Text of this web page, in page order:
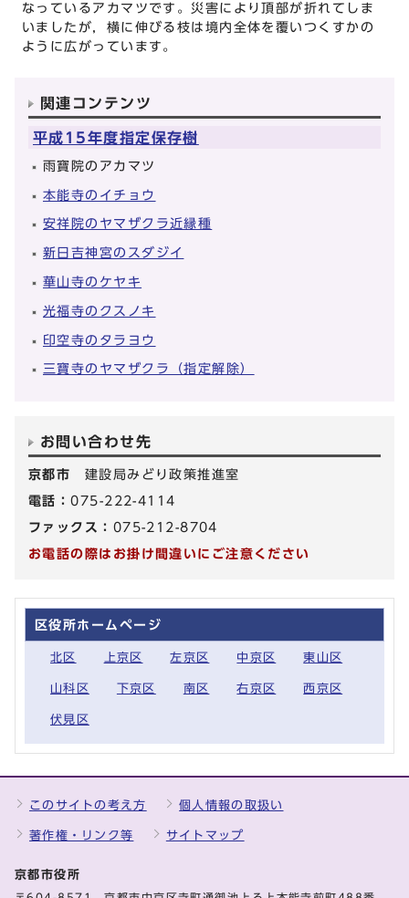
なっているアカマツです。災害により頂部が折れてしま
いましたが，横に伸びる枝は境内全体を覆いつくすかの
ように広がっています。
関連コンテンツ
平成15年度指定保存樹
雨寶院のアカマツ
本能寺のイチョウ
安祥院のヤマザクラ近縁種
新日吉神宮のスダジイ
華山寺のケヤキ
光福寺のクスノキ
印空寺のタラヨウ
三寶寺のヤマザクラ（指定解除）
お問い合わせ先
京都市 建設局みどり政策推進室
電話：075-222-4114
ファックス： 075-212-8704
お電話の際はお掛け間違いにご注意ください
区役所ホームページ
北区 上京区 左京区 中京区 東山区
山科区 下京区 南区 右京区 西京区
伏見区
このサイトの考え方 個人情報の取扱い
著作権・リンク等 サイトマップ
京都市役所